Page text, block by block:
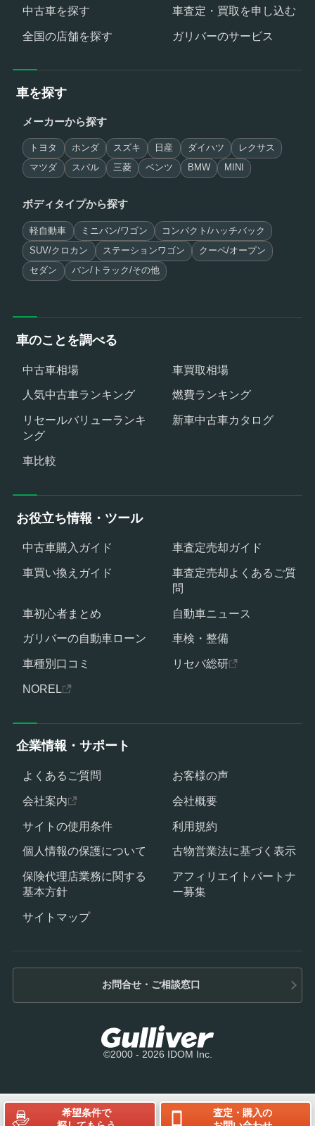
希望条件で
査定・購入の
中古車を探す
車査定・買取を申し込む
全国の店舗を探す
ガリバーのサービス
車を探す
メーカーから探す
トヨタ ホンダ スズキ 日産 ダイハツ レクサス
マツダ スバル 三菱 ベンツ BMW MINI
ボディタイプから探す
軽自動車 ミニバン/ワゴン コンパクト/ハッチバック
SUV/クロカン ステーションワゴン クーペ/オープン
セダン バン/トラック/その他
車のことを調べる
中古車相場
車買取相場
人気中古車ランキング
燃費ランキング
リセールバリューランキ
ング
新車中古車カタログ
車比較
お役立ち情報・ツール
中古車購入ガイド
車査定売却ガイド
車買い換えガイド
車査定売却よくあるご質
問
車初心者まとめ
自動車ニュース
ガリバーの自動車ローン
車検・整備
車種別口コミ
リセバ総研
NOREL
お問合せ・ご相談窓口
©2000 - 2026 IDOM Inc.
企業情報・サポート
よくあるご質問
お客様の声
会社案内
会社概要
サイトの使用条件
利用規約
個人情報の保護について
古物営業法に基づく表示
保険代理店業務に関する
基本方針
アフィリエイトパートナ
ー募集
サイトマップ